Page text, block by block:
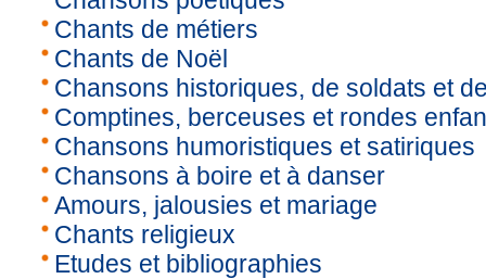
Chants de métiers
Chants de Noël
Chansons historiques, de soldats et
Comptines, berceuses et rondes
Chansons humoristiques et satiriques
Chansons à boire et à danser
Amours, jalousies et mariage
Chants religieux
Etudes et bibliographies